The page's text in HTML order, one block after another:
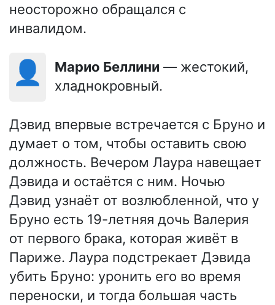
неосторожно обращался с
инвалидом.
👤 Марио Беллини — жестокий,
хладнокровный.
Дэвид впервые встречается с Бруно и
думает о том, чтобы оставить свою
должность. Вечером Лаура навещает
Дэвида и остаётся с ним. Ночью
Дэвид узнаёт от возлюбленной, что у
Бруно есть 19-летняя дочь Валерия
от первого брака, которая живёт в
Париже. Лаура подстрекает Дэвида
убить Бруно: уронить его во время
переноски, и тогда большая часть